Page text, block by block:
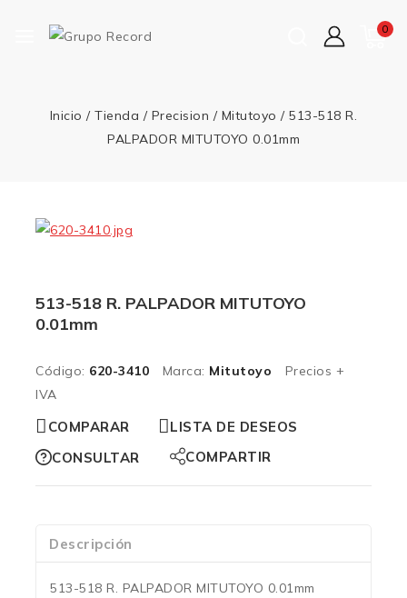
0
Inicio / Tienda / Precision / Mitutoyo / 513-518 R.
PALPADOR MITUTOYO 0.01mm
513-518 R. PALPADOR MITUTOYO
0.01mm
Código: 620-3410 Marca: Mitutoyo Precios +
IVA
COMPARAR
LISTA DE DESEOS
CONSULTAR
COMPARTIR
Descripción
513-518 R. PALPADOR MITUTOYO 0.01mm